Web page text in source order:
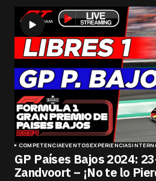
COMPETENCIAEVENTOSEXPERIENCIAS
GP Países Bajos 2024:
Zandvoort – ¡No te lo